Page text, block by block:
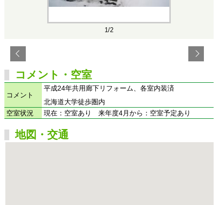
1/2
コメント・空室
コメント
平成24年共用廊下リフォーム、各室内装済
北海道大学徒歩圏内
空室状況
現在：空室あり 来年度4月から：空室予定あり
地図・交通